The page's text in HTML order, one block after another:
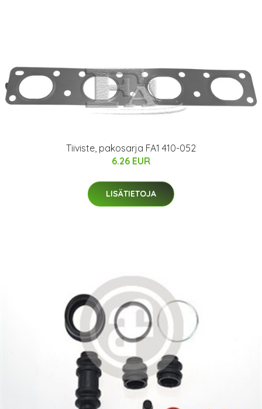
Tiiviste, pakosarja FA1 410-052
6.26 EUR
LISÄTIETOJA